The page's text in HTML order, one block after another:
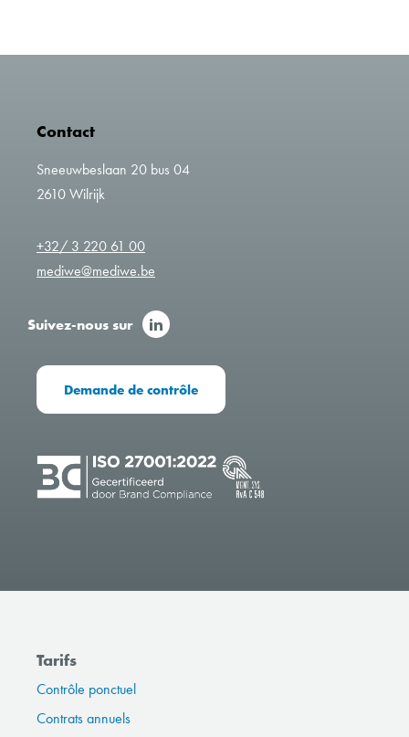
Tarifs
Contrôle ponctuel
Contrats annuels
Contact
Sneeuwbeslaan 20 bus 04
2610 Wilrijk
+32/ 3 220 61 00
mediwe@mediwe.be
Suivez-nous sur
Demande de contrôle